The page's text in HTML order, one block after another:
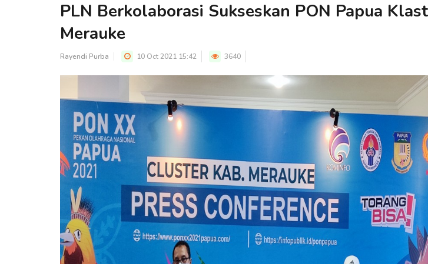
PLN Berkolaborasi Sukseskan PON Papua
Merauke
Rayendi Purba 10 Oct 2021 15:42 3640